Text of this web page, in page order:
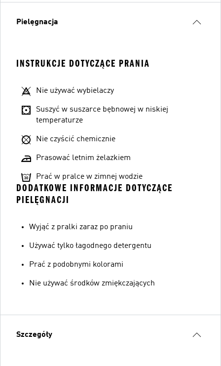
Pielęgnacja
INSTRUKCJE DOTYCZĄCE PRANIA
Nie używać wybielaczy
Suszyć w suszarce bębnowej w niskiej
temperaturze
Nie czyścić chemicznie
Prasować letnim żelazkiem
Prać w pralce w zimnej wodzie
DODATKOWE INFORMACJE DOTYCZĄCE
PIELĘGNACJI
Wyjąć z pralki zaraz po praniu
Używać tylko łagodnego detergentu
Prać z podobnymi kolorami
Nie używać środków zmiękczających
Szczegóły